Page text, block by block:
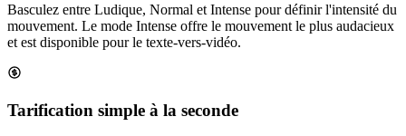
Basculez entre Ludique, Normal et Intense pour définir l'intensité du
mouvement. Le mode Intense offre le mouvement le plus audacieux
et est disponible pour le texte-vers-vidéo.
Tarification simple à la seconde